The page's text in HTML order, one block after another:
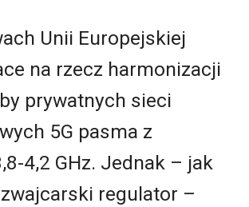
Unii Europejskiej
na rzecz harmonizacji
prywatnych sieci
5G pasma z
4,2 GHz. Jednak – jak
regulator –